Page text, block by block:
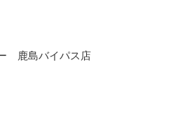
鹿島バイパス店